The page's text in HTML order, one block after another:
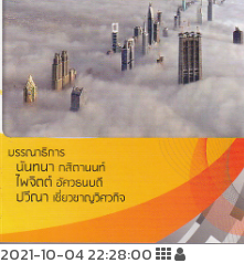
2021-10-04 22:28:00